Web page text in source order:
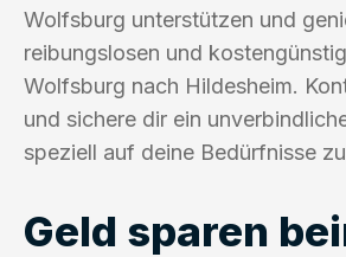
Wolfsburg unterstützen und
reibungslosen und
Wolfsburg nach Hildesheim.
und sichere dir ein
speziell auf deine Bedürfnisse
Geld sparen